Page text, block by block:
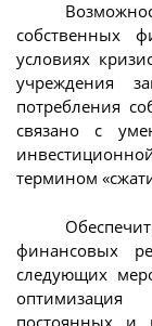
собственных
условиях
учреждения
потребления
связано с
термином
финансовых
следующих
постоянных и